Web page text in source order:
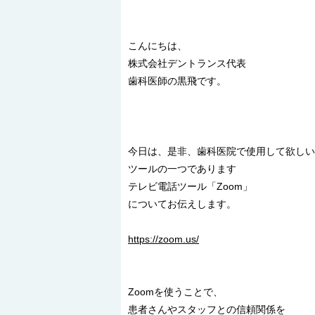
こんにちは、
株式会社デントランス代表
歯科医師の黒飛です。
今日は、是非、歯科医院で使用して欲しい
ツールの一つであります
テレビ電話ツール「Zoom」
についてお伝えします。
https://zoom.us/
Zoomを使うことで、
患者さんやスタッフとの信頼関係を